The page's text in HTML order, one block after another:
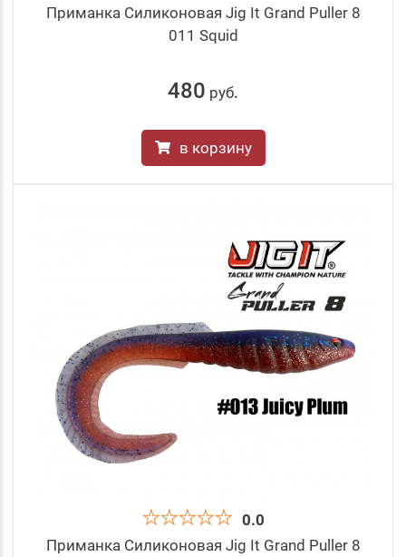
Приманка Силиконовая Jig It Grand Puller 8
011 Squid
480 руб.
в корзину
0.0
Приманка Силиконовая Jig It Grand Puller 8